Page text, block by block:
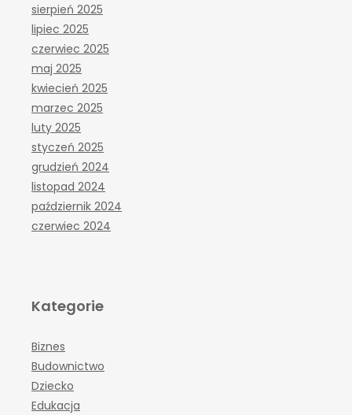
sierpień 2025
lipiec 2025
czerwiec 2025
maj 2025
kwiecień 2025
marzec 2025
luty 2025
styczeń 2025
grudzień 2024
listopad 2024
październik 2024
czerwiec 2024
Kategorie
Biznes
Budownictwo
Dziecko
Edukacja